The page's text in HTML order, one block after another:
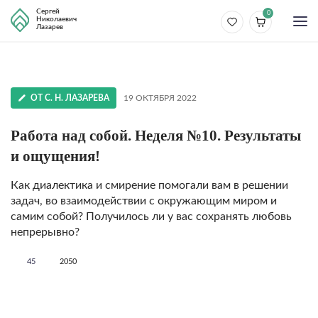
Сергей
Николаевич
Лазарев
0
ОТ С. Н. ЛАЗАРЕВА 19 ОКТЯБРЯ 2022
Работа над собой. Неделя №10. Результаты
и ощущения!
Как диалектика и смирение помогали вам в решении
задач, во взаимодействии с окружающим миром и
самим собой? Получилось ли у вас сохранять любовь
непрерывно?
45 2050